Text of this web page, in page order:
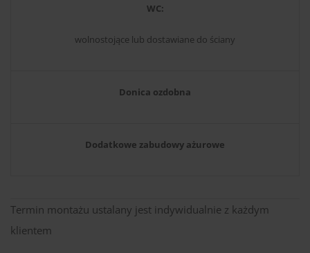
WC:
wolnostojące lub dostawiane do ściany
Donica ozdobna
Dodatkowe zabudowy ażurowe
Termin montażu ustalany jest indywidualnie z każdym
klientem